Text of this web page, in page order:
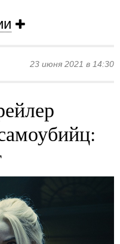
23 июня 2021 в 14:30